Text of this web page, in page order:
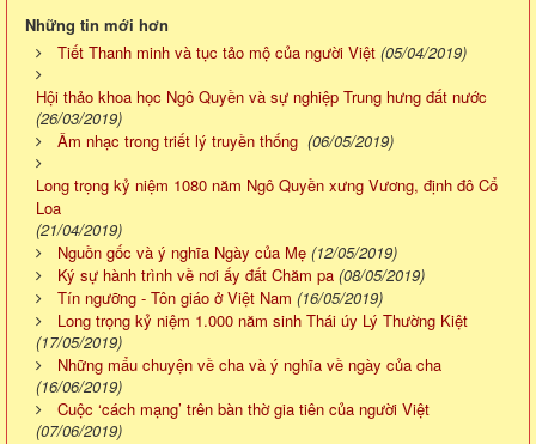
Những tin mới hơn
Tiết Thanh minh và tục tảo mộ của người Việt (05/04/2019)
Hội thảo khoa học Ngô Quyền và sự nghiệp Trung hưng đất nước
(26/03/2019)
Âm nhạc trong triết lý truyền thống (06/05/2019)
Long trọng kỷ niệm 1080 năm Ngô Quyền xưng Vương, định đô Cổ
Loa
(21/04/2019)
Nguồn gốc và ý nghĩa Ngày của Mẹ (12/05/2019)
Ký sự hành trình về nơi ấy đất Chăm pa (08/05/2019)
Tín ngưỡng - Tôn giáo ở Việt Nam (16/05/2019)
Long trọng kỷ niệm 1.000 năm sinh Thái úy Lý Thường Kiệt
(17/05/2019)
Những mẩu chuyện về cha và ý nghĩa về ngày của cha
(16/06/2019)
Cuộc ‘cách mạng’ trên bàn thờ gia tiên của người Việt
(07/06/2019)